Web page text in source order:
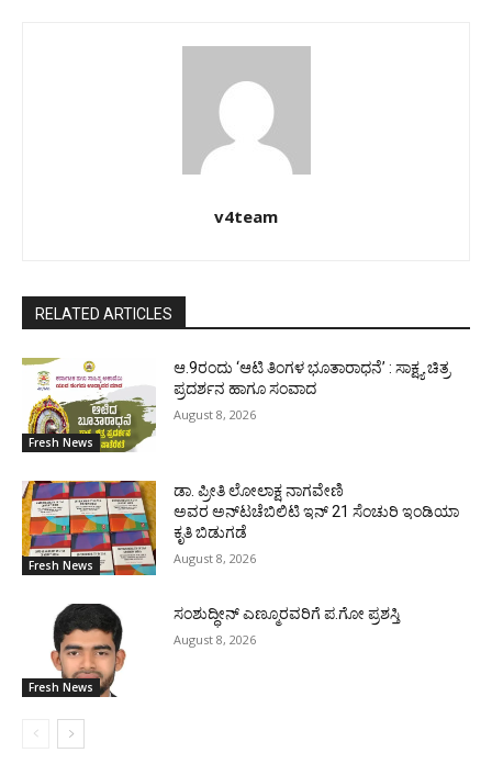
v4team
RELATED ARTICLES
Fresh News
ಆ.9ರಂದು ‘ಆಟಿ ತಿಂಗಳ ಭೂತಾರಾಧನೆ’ : ಸಾಕ್ಷ್ಯ ಚಿತ್ರ
ಪ್ರದರ್ಶನ ಹಾಗೂ ಸಂವಾದ
August 8, 2026
Fresh News
ಡಾ. ಪ್ರೀತಿ ಲೋಲಾಕ್ಷ ನಾಗವೇಣಿ
ಅವರ ಅನ್‌ಟಚೆಬಿಲಿಟಿ ಇನ್ 21 ಸೆಂಚುರಿ ಇಂಡಿಯಾ
ಕೃತಿ ಬಿಡುಗಡೆ
August 8, 2026
Fresh News
ಸಂಶುದ್ಧೀನ್ ಎಣ್ಮೂರವರಿಗೆ ಪ.ಗೋ ಪ್ರಶಸ್ತಿ
August 8, 2026